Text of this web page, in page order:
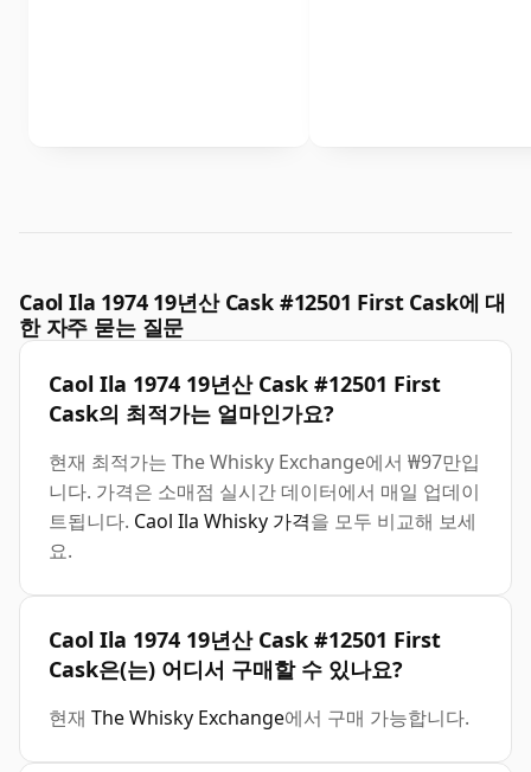
Caol Ila 1974 19년산 Cask #12501 First Cask에 대
한 자주 묻는 질문
Caol Ila 1974 19년산 Cask #12501 First
Cask의 최적가는 얼마인가요?
현재 최적가는 The Whisky Exchange에서 ₩97만입
니다. 가격은 소매점 실시간 데이터에서 매일 업데이
트됩니다. Caol Ila Whisky 가격을 모두 비교해 보세
요.
Caol Ila 1974 19년산 Cask #12501 First
Cask은(는) 어디서 구매할 수 있나요?
현재 The Whisky Exchange에서 구매 가능합니다.